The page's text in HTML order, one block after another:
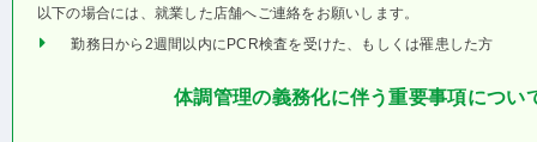
以下の場合には、就業した店舗へご連絡をお願いします。
勤務日から2週間以内にPCR検査を受けた、もしくは罹患した方
体調管理の義務化に伴う重要事項につい